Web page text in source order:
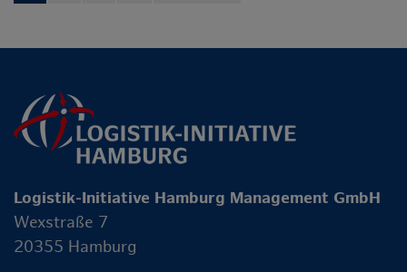
Logistik-Initiative Hamburg Management GmbH
Wexstraße 7
20355 Hamburg